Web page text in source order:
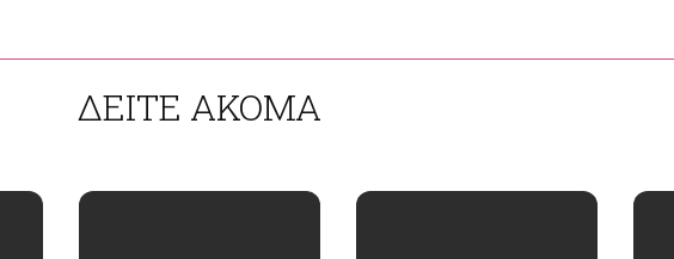
ΔΕΙΤΕ ΑΚΟΜΑ